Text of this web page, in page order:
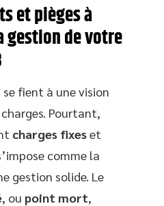
et pièges à
gestion de votre
se fient à une vision
Pourtant,
charges fixeset
comme la
gestion solide. Le
, ou point mort,